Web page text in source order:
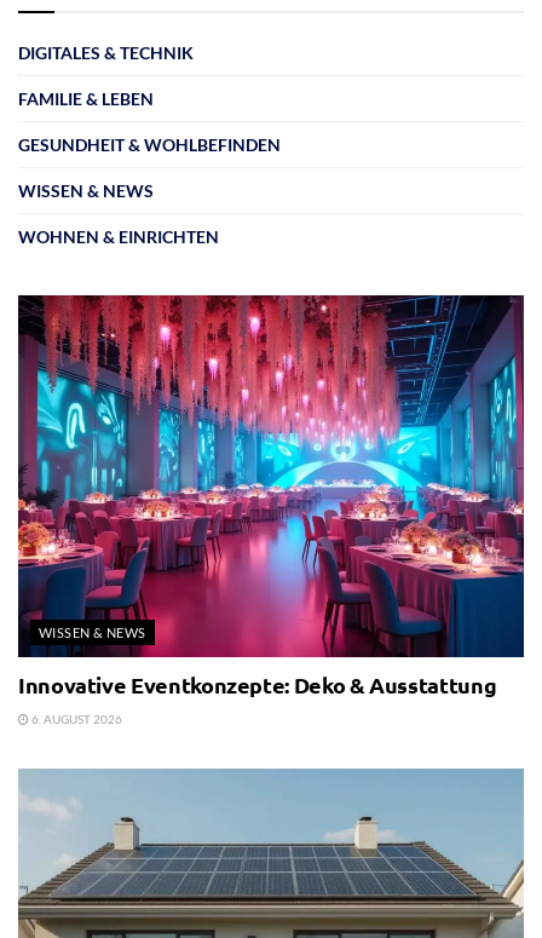
DIGITALES & TECHNIK
FAMILIE & LEBEN
GESUNDHEIT & WOHLBEFINDEN
WISSEN & NEWS
WOHNEN & EINRICHTEN
WISSEN & NEWS
Innovative Eventkonzepte: Deko & Ausstattung
6. AUGUST 2026